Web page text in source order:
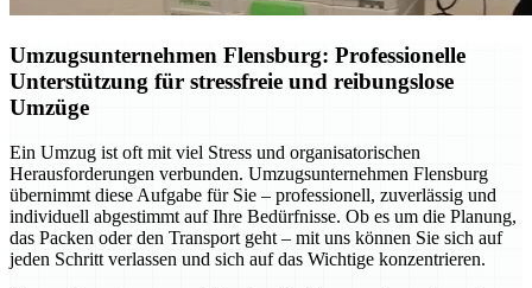
Umzugsunternehmen Flensburg: Professionelle
Unterstützung für stressfreie und reibungslose
Umzüge
Ein Umzug ist oft mit viel Stress und organisatorischen
Herausforderungen verbunden. Umzugsunternehmen Flensburg
übernimmt diese Aufgabe für Sie – professionell, zuverlässig und
individuell abgestimmt auf Ihre Bedürfnisse. Ob es um die Planung,
das Packen oder den Transport geht – mit uns können Sie sich auf
jeden Schritt verlassen und sich auf das Wichtige konzentrieren.